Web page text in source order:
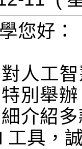
您好：
人工
別舉
介紹
工具，